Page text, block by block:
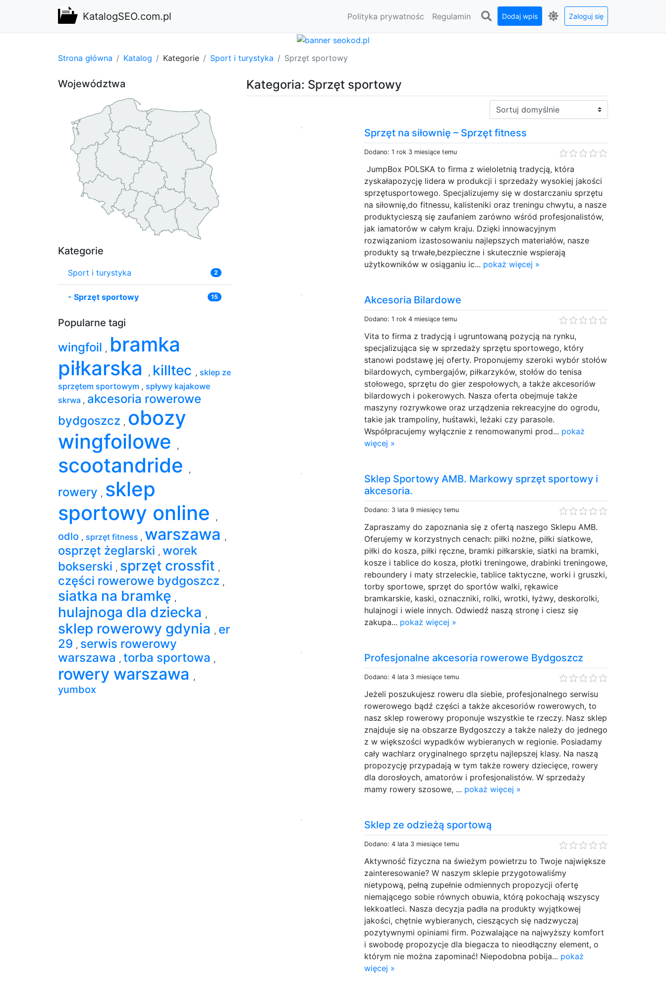
KatalogSEO.com.pl Polityka prywatnośc Regulamin Dodaj wpis Zaloguj się
Strona główna Katalog Kategorie Sport i turystyka Sprzęt sportowy
Kategoria: Sprzęt sportowy
Sortuj:
Sprzęt na siłownię – Sprzęt fitness
Dodano: 1 rok 3 miesiące temu
JumpBox POLSKA to firma z wieloletnią tradycją, która
zyskałapozycję lidera w produkcji i sprzedaży wysokiej jakości
sprzętusportowego. Specjalizujemy się w dostarczaniu sprzętu
na siłownię,do fitnessu, kalisteniki oraz treningu chwytu, a nasze
produktycieszą się zaufaniem zarówno wśród profesjonalistów,
jak iamatorów w całym kraju. Dzięki innowacyjnym
rozwiązaniom izastosowaniu najlepszych materiałów, nasze
produkty są trwałe,bezpieczne i skutecznie wspierają
użytkowników w osiąganiu ic... pokaż więcej »
Akcesoria Bilardowe
Dodano: 1 rok 4 miesiące temu
Vita to firma z tradycją i ugruntowaną pozycją na rynku,
specjalizująca się w sprzedaży sprzętu sportowego, który
stanowi podstawę jej oferty. Proponujemy szeroki wybór stołów
bilardowych, cymbergajów, piłkarzyków, stołów do tenisa
stołowego, sprzętu do gier zespołowych, a także akcesoriów
bilardowych i pokerowych. Nasza oferta obejmuje także
maszyny rozrywkowe oraz urządzenia rekreacyjne do ogrodu,
takie jak trampoliny, huśtawki, leżaki czy parasole.
Współpracujemy wyłącznie z renomowanymi prod... pokaż
więcej »
Sklep Sportowy AMB. Markowy sprzęt sportowy i
akcesoria.
Dodano: 3 lata 9 miesięcy temu
Zapraszamy do zapoznania się z ofertą naszego Sklepu AMB.
Oferujemy w korzystnych cenach: piłki nożne, piłki siatkowe,
piłki do kosza, piłki ręczne, bramki piłkarskie, siatki na bramki,
kosze i tablice do kosza, płotki treningowe, drabinki treningowe,
reboundery i maty strzeleckie, tablice taktyczne, worki i gruszki,
torby sportowe, sprzęt do sportów walki, rękawice
bramkarskie, kaski, oznaczniki, rolki, wrotki, łyżwy, deskorolki,
hulajnogi i wiele innych. Odwiedź naszą stronę i ciesz się
zakupa... pokaż więcej »
Profesjonalne akcesoria rowerowe Bydgoszcz
Dodano: 4 lata 3 miesiące temu
Jeżeli poszukujesz roweru dla siebie, profesjonalnego serwisu
rowerowego bądź części a także akcesoriów rowerowych, to
nasz sklep rowerowy proponuje wszystkie te rzeczy. Nasz sklep
znajduje się na obszarze Bydgoszczy a także należy do jednego
z w większości wypadków wybieranych w regionie. Posiadamy
cały wachlarz oryginalnego sprzętu najlepszej klasy. Na naszą
propozycję przypadają w tym także rowery dziecięce, rowery
dla dorosłoych, amatorów i profesjonalistów. W sprzedaży
mamy rowery szosowe, ... pokaż więcej »
Sklep ze odzieżą sportową
Dodano: 4 lata 3 miesiące temu
Aktywność fizyczna na świeżym powietrzu to Twoje największe
zainteresowanie? W naszym sklepie przygotowaliśmy
nietypową, pełną zupełnie odmiennych propozycji ofertę
niemającego sobie równych obuwia, którą pokochają wszyscy
lekkoatleci. Nasza decyzja padła na produkty wyjątkowej
jakości, chętnie wybieranych, cieszących się nadzwyczaj
pozytywnymi opiniami firm. Pozwalające na najwyższy komfort
i swobodę propozycje dla biegacza to nieodłączny element, o
którym nie można zapominać! Niepodobna pobija... pokaż
więcej »
Województwa
Kategorie
Sport i turystyka 2
- Sprzęt sportowy 15
Popularne tagi
wingfoil , bramka
piłkarska
, killtec , sklep ze
sprzętem sportowym , spływy kajakowe
skrwa , akcesoria rowerowe
bydgoszcz , obozy
wingfoilowe
,
scootandride ,
rowery , sklep
sportowy online
,
odlo , sprzęt fitness , warszawa ,
osprzęt żeglarski , worek
bokserski , sprzęt crossfit ,
części rowerowe bydgoszcz ,
siatka na bramkę ,
hulajnoga dla dziecka ,
sklep rowerowy gdynia , er
29 , serwis rowerowy
warszawa , torba sportowa ,
rowery warszawa ,
yumbox